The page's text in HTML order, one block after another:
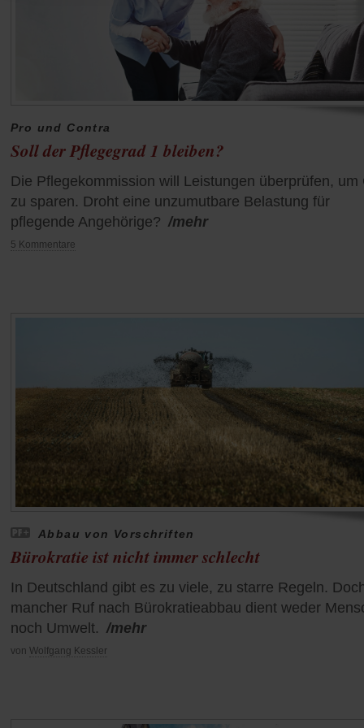
Pro und Contra
Soll der Pflegegrad 1 bleiben?
Die Pflegekommission will Leistungen überprüfen, um
zu sparen. Droht eine unzumutbare Belastung für
pflegende Angehörige? /mehr
5 Kommentare
Abbau von Vorschriften
Bürokratie ist nicht immer schlecht
In Deutschland gibt es zu viele, zu starre Regeln.
mancher Ruf nach Bürokratieabbau dient weder
noch Umwelt. /mehr
von Wolfgang Kessler